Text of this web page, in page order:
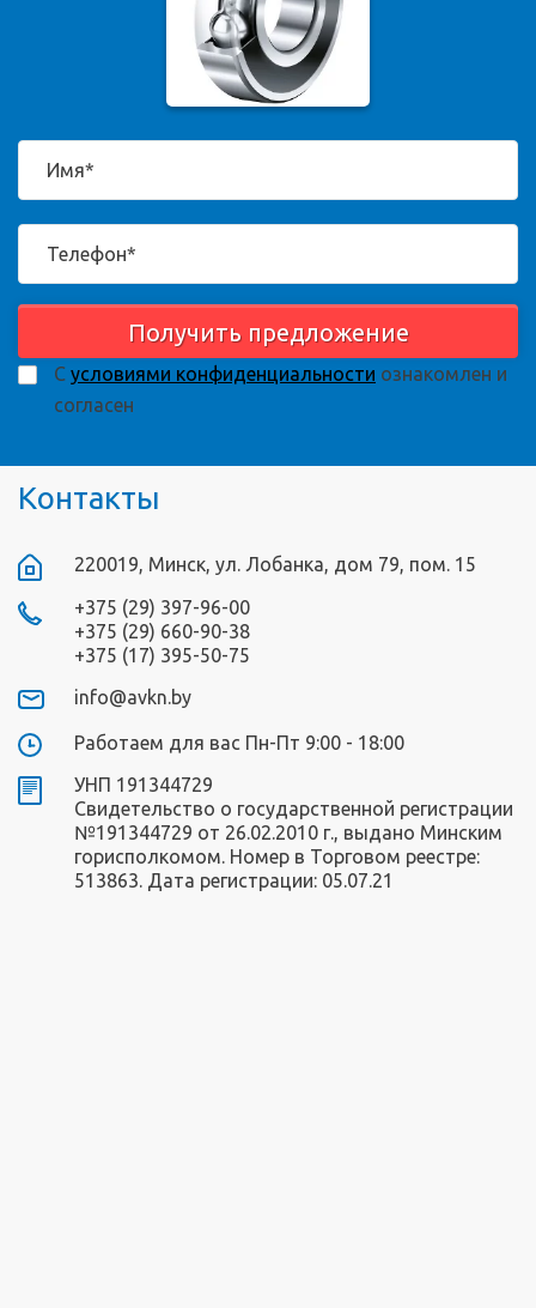
Получить предложение
С условиями конфиденциальности ознакомлен и
согласен
Контакты
220019, Минск, ул. Лобанка, дом 79, пом. 15
+375 (29) 397-96-00
+375 (29) 660-90-38
+375 (17) 395-50-75
info@avkn.by
Работаем для вас Пн-Пт 9:00 - 18:00
УНП 191344729
Свидетельство о государственной регистрации
№191344729 от 26.02.2010 г., выдано Минским
горисполкомом. Номер в Торговом реестре:
513863. Дата регистрации: 05.07.21